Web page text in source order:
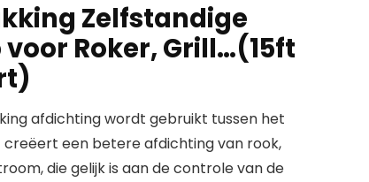
Zelfstandige
voor Roker, Grill…(15ft
afdichting wordt gebruikt tussen het
creëert een betere afdichting van rook,
die gelijk is aan de controle van de